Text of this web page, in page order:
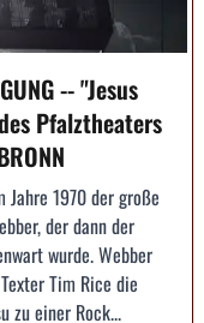
-- "Jesus
Pfalztheaters
Jahre 1970 der große
der dann der
wurde. Webber
Tim Rice die
zu einer Rock...